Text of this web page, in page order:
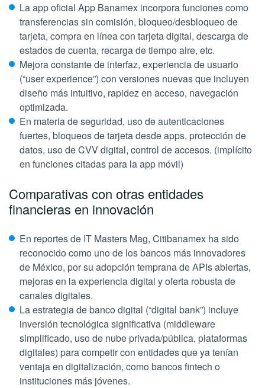
La app oficial App Banamex incorpora funciones como
transferencias sin comisión, bloqueo/desbloqueo de
tarjeta, compra en línea con tarjeta digital, descarga de
estados de cuenta, recarga de tiempo aire, etc.
Mejora constante de interfaz, experiencia de usuario
(“user experience”) con versiones nuevas que incluyen
diseño más intuitivo, rapidez en acceso, navegación
optimizada.
En materia de seguridad, uso de autenticaciones
fuertes, bloqueos de tarjeta desde apps, protección de
datos, uso de CVV digital, control de accesos. (implícito
en funciones citadas para la app móvil)
Comparativas con otras entidades
financieras en innovación
En reportes de IT Masters Mag, Citibanamex ha sido
reconocido como uno de los bancos más innovadores
de México, por su adopción temprana de APIs abiertas,
mejoras en la experiencia digital y oferta robusta de
canales digitales.
La estrategia de banco digital (“digital bank”) incluye
inversión tecnológica significativa (middleware
simplificado, uso de nube privada/pública, plataformas
digitales) para competir con entidades que ya tenían
ventaja en digitalización, como bancos fintech o
instituciones más jóvenes.